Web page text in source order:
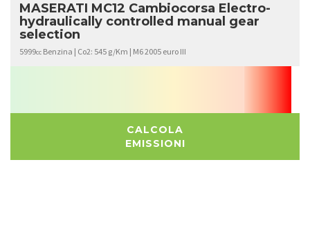
MASERATI MC12 Cambiocorsa Electro-
hydraulically controlled manual gear
selection
5999cc Benzina | Co2: 545 g/Km | M6 2005 euro III
CALCOLA
EMISSIONI